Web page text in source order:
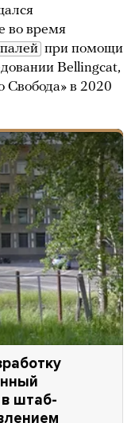
во время
при помощи
Bellingcat,
Свобода» в 2020
штаб-